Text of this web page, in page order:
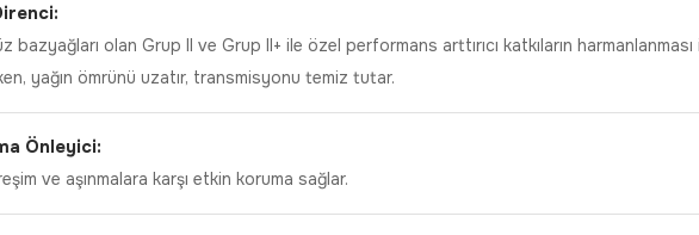
bazyağları olan Grup II ve Grup II+ ile özel performans arttırıcı katkıların
yağın ömrünü uzatır, transmisyonu temiz tutar.
Önleyici:
ve aşınmalara karşı etkin koruma sağlar.